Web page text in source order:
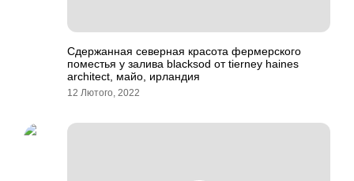
Сдержанная северная красота фермерского
поместья у залива blacksod от tierney haines
architect, майо, ирландия
12 Лютого, 2022